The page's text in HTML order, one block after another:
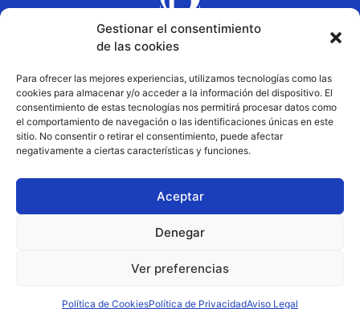
Gestionar el consentimiento
de las cookies
Para ofrecer las mejores experiencias, utilizamos tecnologías como las
cookies para almacenar y/o acceder a la información del dispositivo. El
consentimiento de estas tecnologías nos permitirá procesar datos como
el comportamiento de navegación o las identificaciones únicas en este
sitio. No consentir o retirar el consentimiento, puede afectar
negativamente a ciertas características y funciones.
Aceptar
Denegar
Ver preferencias
Política de CookiesPolítica de PrivacidadAviso Legal
POLÍTICA DE PRIVACIDAD
POLÍTICA DE COOKIES
newsletter
955 684 032 | 616 207 739
Adytec) 3°A, SEVILLA